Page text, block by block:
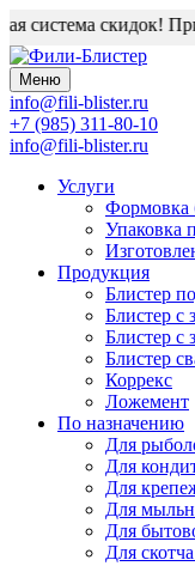
система скидок! При
Меню
info@fili-blister.ru
+7 (985) 311-80-10
info@fili-blister.ru
Услуги
Формовка
Упаковка
Продукция
Блистер
Блистер с
Блистер с
Блистер
Коррекс
Ложемент
По назначению
Для
Для
Для
Для
Для
Для